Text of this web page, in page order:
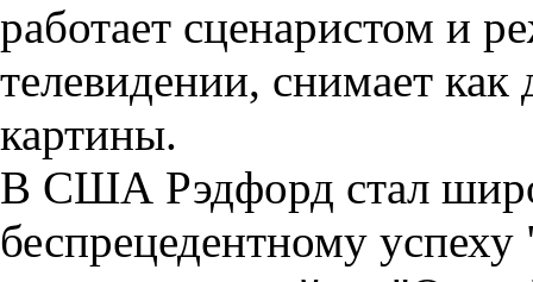
работает сценаристом и
телевидении, снимает
картины.
В США Рэдфорд стал
беспрецедентному